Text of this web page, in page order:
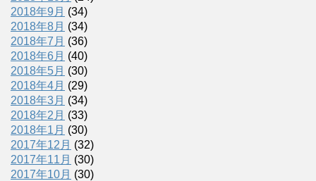
2018年9月 (34)
2018年8月 (34)
2018年7月 (36)
2018年6月 (40)
2018年5月 (30)
2018年4月 (29)
2018年3月 (34)
2018年2月 (33)
2018年1月 (30)
2017年12月 (32)
2017年11月 (30)
2017年10月 (30)